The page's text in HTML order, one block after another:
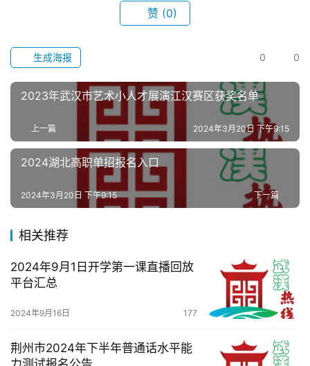
生
活
科
察
关
于
们
服
赞 (0)
0 0
生成海报
2023年武汉市艺术小人才展演江汉赛区获奖名单
上一篇 2024年3月20日 下午9:15
2024湖北高职单招报名入口
下一篇
2024年3月20日 下午9:15
相关推荐
2024年9月1日开学第一课直播回放
平台汇总
2024年9月16日 177
荆州市2024年下半年普通话水平能